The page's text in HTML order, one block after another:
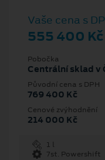
Vaše cena s
555 400 Kč
Pobočka
Centrální sklad v
Původní cena s DPH
769 400 Kč
Cenové zvýhodnění
214 000 Kč
1 l
7st. Powershift